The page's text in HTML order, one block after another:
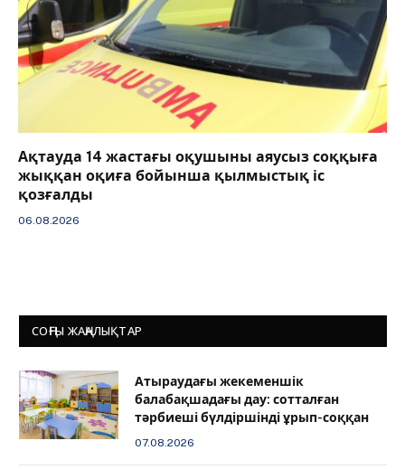
Ақтауда 14 жастағы оқушыны аяусыз соққыға
жыққан оқиға бойынша қылмыстық іс
қозғалды
06.08.2026
СОҢҒЫ ЖАҢАЛЫҚТАР
Атыраудағы жекеменшік
балабақшадағы дау: сотталған
тәрбиеші бүлдіршінді ұрып-соққан
07.08.2026